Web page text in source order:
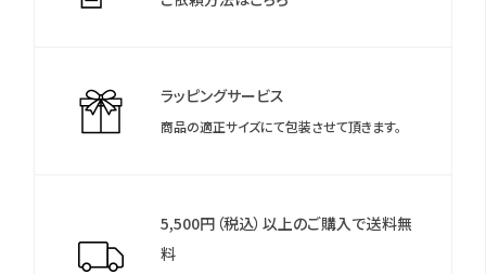
ラッピングサービス
商品の適正サイズにて包装させて頂きます。
5,500円（税込）以上のご購入で送料無
料